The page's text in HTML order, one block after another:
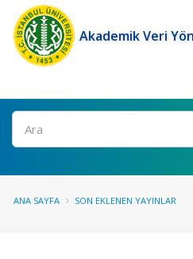
Akademik Veri
Ara
ANA SAYFA SON EKLENEN YAYINLAR